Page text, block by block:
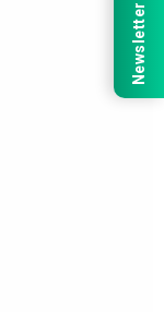
Newsletter